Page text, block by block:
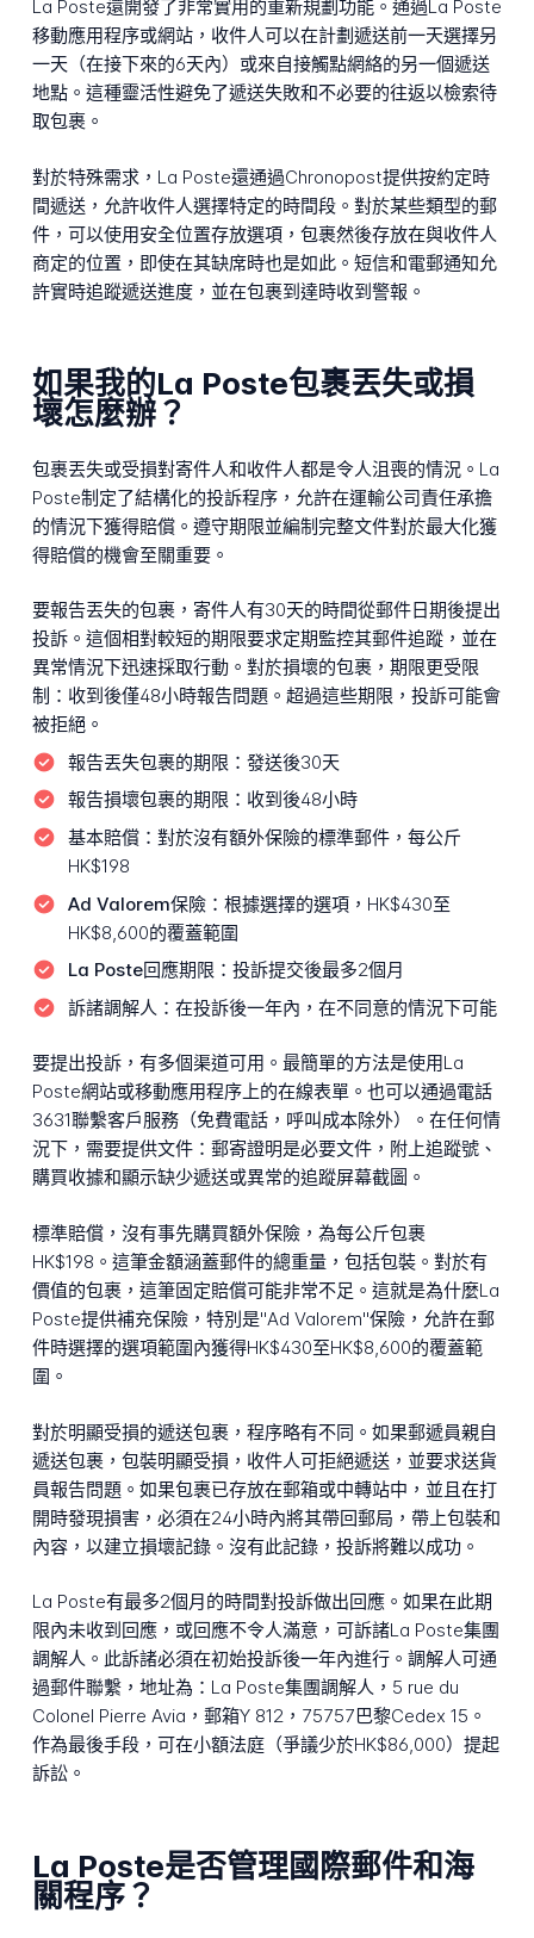
La Poste還開發了非常實用的重新規劃功能。通過La Poste
移動應用程序或網站，收件人可以在計劃遞送前一天選擇另
一天（在接下來的6天內）或來自接觸點網絡的另一個遞送
地點。這種靈活性避免了遞送失敗和不必要的往返以檢索待
取包裹。
對於特殊需求，La Poste還通過Chronopost提供按約定時
間遞送，允許收件人選擇特定的時間段。對於某些類型的郵
件，可以使用安全位置存放選項，包裹然後存放在與收件人
商定的位置，即使在其缺席時也是如此。短信和電郵通知允
許實時追蹤遞送進度，並在包裹到達時收到警報。
如果我的La Poste包裹丟失或損
壞怎麼辦？
包裹丟失或受損對寄件人和收件人都是令人沮喪的情況。La
Poste制定了結構化的投訴程序，允許在運輸公司責任承擔
的情況下獲得賠償。遵守期限並編制完整文件對於最大化獲
得賠償的機會至關重要。
要報告丟失的包裹，寄件人有30天的時間從郵件日期後提出
投訴。這個相對較短的期限要求定期監控其郵件追蹤，並在
異常情況下迅速採取行動。對於損壞的包裹，期限更受限
制：收到後僅48小時報告問題。超過這些期限，投訴可能會
被拒絕。
報告丟失包裹的期限： 發送後30天
報告損壞包裹的期限： 收到後48小時
基本賠償： 對於沒有額外保險的標準郵件，每公斤
HK$198
Ad Valorem保險： 根據選擇的選項，HK$430至
HK$8,600的覆蓋範圍
La Poste回應期限： 投訴提交後最多2個月
訴諸調解人： 在投訴後一年內，在不同意的情況下可能
要提出投訴，有多個渠道可用。最簡單的方法是使用La
Poste網站或移動應用程序上的在線表單。也可以通過電話
3631聯繫客戶服務（免費電話，呼叫成本除外）。在任何情
況下，需要提供文件：郵寄證明是必要文件，附上追蹤號、
購買收據和顯示缺少遞送或異常的追蹤屏幕截圖。
標準賠償，沒有事先購買額外保險，為每公斤包裹
HK$198。這筆金額涵蓋郵件的總重量，包括包裝。對於有
價值的包裹，這筆固定賠償可能非常不足。這就是為什麼La
Poste提供補充保險，特別是"Ad Valorem"保險，允許在郵
件時選擇的選項範圍內獲得HK$430至HK$8,600的覆蓋範
圍。
對於明顯受損的遞送包裹，程序略有不同。如果郵遞員親自
遞送包裹，包裝明顯受損，收件人可拒絕遞送，並要求送貨
員報告問題。如果包裹已存放在郵箱或中轉站中，並且在打
開時發現損害，必須在24小時內將其帶回郵局，帶上包裝和
內容，以建立損壞記錄。沒有此記錄，投訴將難以成功。
La Poste有最多2個月的時間對投訴做出回應。如果在此期
限內未收到回應，或回應不令人滿意，可訴諸La Poste集團
調解人。此訴諸必須在初始投訴後一年內進行。調解人可通
過郵件聯繫，地址為：La Poste集團調解人，5 rue du
Colonel Pierre Avia，郵箱Y 812，75757巴黎Cedex 15。
作為最後手段，可在小額法庭（爭議少於HK$86,000）提起
訴訟。
La Poste是否管理國際郵件和海
關程序？